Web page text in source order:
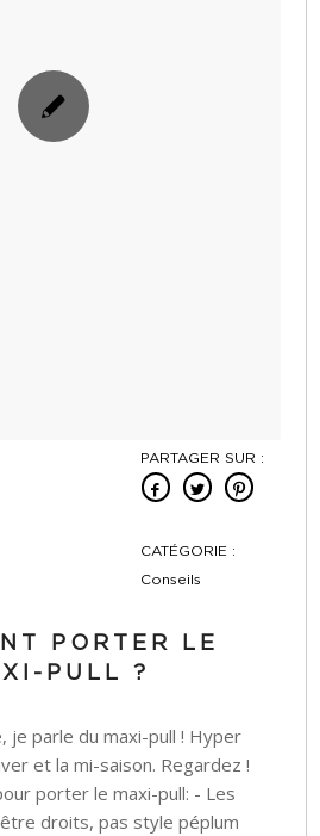
PARTAGER SUR :
CATÉGORIE :
Conseils
PORTER LE
PULL ?
je parle du maxi-pull ! Hyper
et la mi-saison. Regardez !
porter le maxi-pull: - Les
droits, pas style péplum